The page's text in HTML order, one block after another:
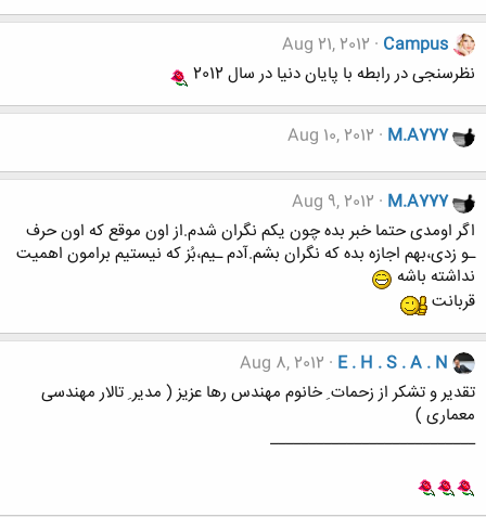
Campus
Aug 21, 2012
نظرسنجی در رابطه با پایان دنیا در سال 2012
M.A777
Aug 10, 2012
M.A777
Aug 9, 2012
اگر اومدی حتما خبر بده چون یکم نگران شدم.از اون موقع که اون حرف
ـو زدی،بهم اجازه بده که نگران بشم.آدم ـیم،بُز که نیستیم برامون اهمیت
نداشته باشه
قربانت
E . H . S . A . N
Aug 8, 2012
تقدیر و تشکر از زحمات ِ خانوم مهندس رها عزیز ( مدیر ِ تالار مهندسی
معماری )
___________________________